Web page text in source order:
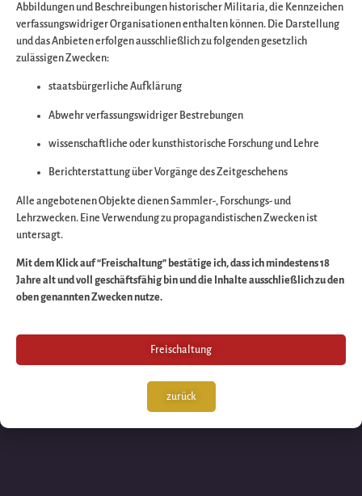
Entschuldigen Sie
bitte die
Wir arbeiten an
großartigen Sache
schauen Sie bald
wieder vorbei!
Abbildungen und Beschreibungen historischer Militaria, die Kennzeichen
verfassungswidriger Organisationen enthalten können. Die Darstellung
und das Anbieten erfolgen ausschließlich zu folgenden gesetzlich
zulässigen Zwecken:
staatsbürgerliche Aufklärung
Abwehr verfassungswidriger Bestrebungen
wissenschaftliche oder kunsthistorische Forschung und Lehre
Berichterstattung über Vorgänge des Zeitgeschehens
Alle angebotenen Objekte dienen Sammler-, Forschungs- und
Lehrzwecken. Eine Verwendung zu propagandistischen Zwecken ist
untersagt.
Mit dem Klick auf “Freischaltung” bestätige ich, dass ich mindestens 18
Jahre alt und voll geschäftsfähig bin und die Inhalte ausschließlich zu den
oben genannten Zwecken nutze.
Freischaltung
zurück